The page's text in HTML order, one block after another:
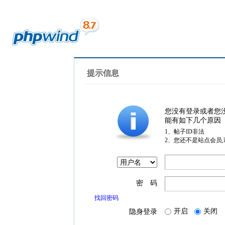
提示信息
您没有登录或者您
能有如下几个原因
1、帖子ID非法
2、您还不是站点会员
密 码
找回密码
隐身登录 开启 关闭